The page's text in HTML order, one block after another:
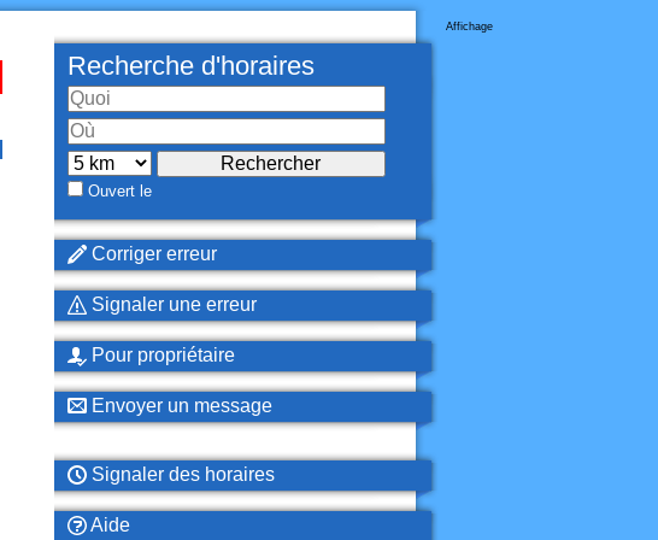
Affichage
Recherche d'horaires
Ouvert le
Corriger erreur
Signaler une erreur
Pour propriétaire
Envoyer un message
Signaler des horaires
Aide